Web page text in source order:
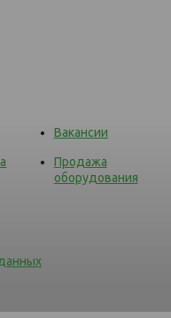
Вакансии
Продажа
оборудования